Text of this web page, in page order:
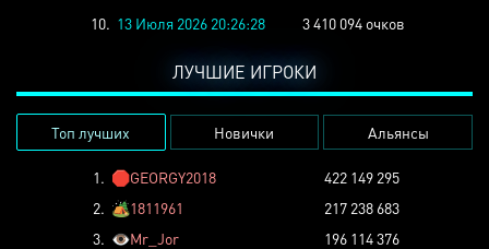
10. 13 Июля 2026 20:26:28 3 410 094 очков
ЛУЧШИЕ ИГРОКИ
Топ лучших Новички Альянсы
1. 🛑GEORGY2018
422 149 295
2. 🏕️1811961
217 238 683
3. 👁️Mr_Jor
196 114 376